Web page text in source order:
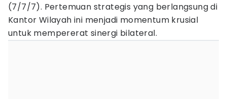
(7/7/7). Pertemuan strategis yang berlangsung di
Kantor Wilayah ini menjadi momentum krusial
untuk mempererat sinergi bilateral.